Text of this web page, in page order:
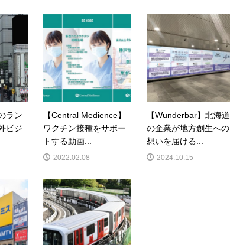
ラン
ビジ
【Central Medience】
ワクチン接種をサポー
トする動画...
2022.02.08
【Wunderbar】北海道
の企業が地方創生への
想いを届ける...
2024.10.15